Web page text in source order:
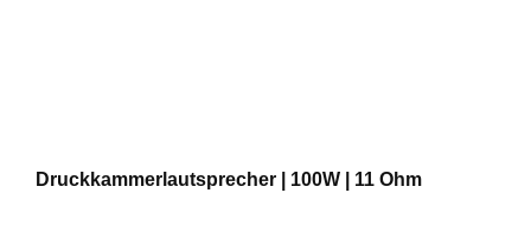
Druckkammerlautsprecher | 100W | 11 Ohm